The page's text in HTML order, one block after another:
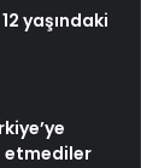
yaşındaki
etmediler